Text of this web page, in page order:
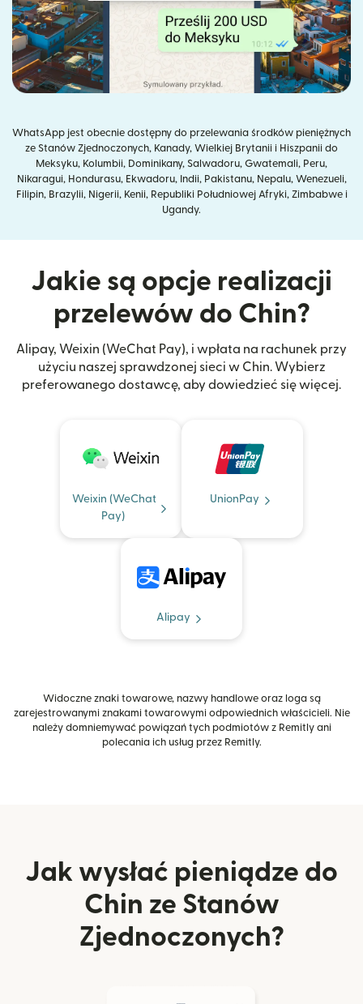
WhatsApp jest obecnie dostępny do przelewania środków pieniężnych
ze Stanów Zjednoczonych, Kanady, Wielkiej Brytanii i Hiszpanii do
Meksyku, Kolumbii, Dominikany, Salwadoru, Gwatemali, Peru,
Nikaragui, Hondurasu, Ekwadoru, Indii, Pakistanu, Nepalu, Wenezueli,
Filipin, Brazylii, Nigerii, Kenii, Republiki Południowej Afryki, Zimbabwe i
Ugandy.
Jakie są opcje realizacji
przelewów do Chin?
Alipay, Weixin (WeChat Pay), i wpłata na rachunek przy
użyciu naszej sprawdzonej sieci w Chin. Wybierz
preferowanego dostawcę, aby dowiedzieć się więcej.
Weixin (WeChat
Pay)
UnionPay
Alipay
Widoczne znaki towarowe, nazwy handlowe oraz loga są
zarejestrowanymi znakami towarowymi odpowiednich właścicieli. Nie
należy domniemywać powiązań tych podmiotów z Remitly ani
polecania ich usług przez Remitly.
Jak wysłać pieniądze do
Chin ze Stanów
Zjednoczonych?